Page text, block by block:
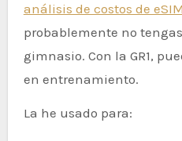
análisis de costos de
probablemente no
gimnasio. Con la GR1,
en entrenamiento.
La he usado para: